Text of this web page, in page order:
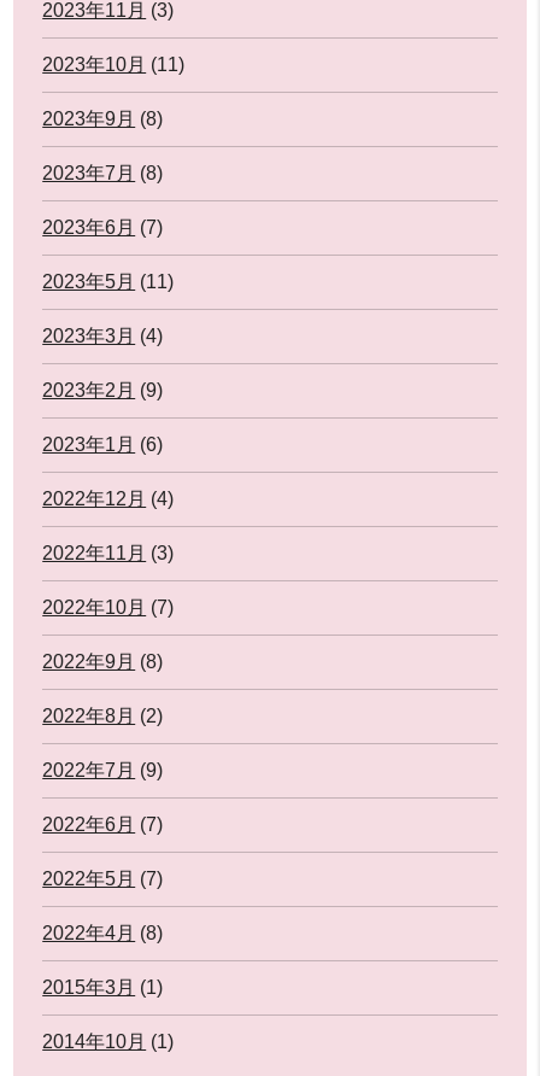
2023年11月 (3)
2023年10月 (11)
2023年9月 (8)
2023年7月 (8)
2023年6月 (7)
2023年5月 (11)
2023年3月 (4)
2023年2月 (9)
2023年1月 (6)
2022年12月 (4)
2022年11月 (3)
2022年10月 (7)
2022年9月 (8)
2022年8月 (2)
2022年7月 (9)
2022年6月 (7)
2022年5月 (7)
2022年4月 (8)
2015年3月 (1)
2014年10月 (1)